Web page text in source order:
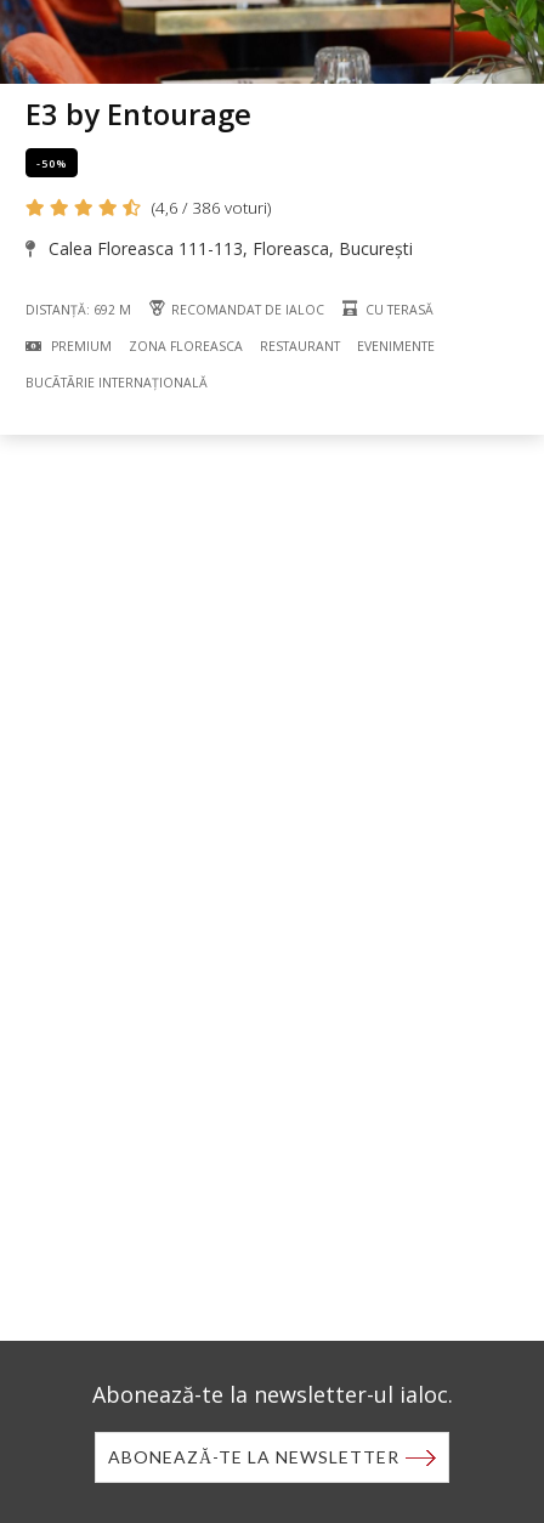
E3 by Entourage
-50%
(4,6 / 386 voturi)
Calea Floreasca 111-113, Floreasca, București
DISTANȚĂ: 692 M RECOMANDAT DE IALOC CU TERASĂ
PREMIUM ZONA FLOREASCA RESTAURANT EVENIMENTE
BUCÃTÃRIE INTERNAȚIONALĂ
Abonează-te la newsletter-ul ialoc.
ABONEAZĂ-TE LA NEWSLETTER